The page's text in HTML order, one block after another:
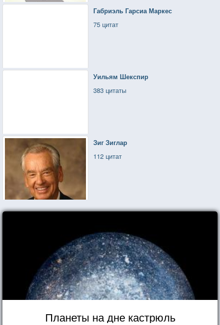
Габриэль Гарсиа Маркес
75 цитат
Уильям Шекспир
383 цитаты
Зиг Зиглар
112 цитат
Планеты на дне кастрюль